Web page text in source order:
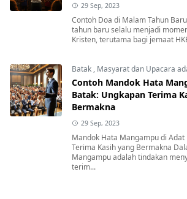
29 Sep, 2023
Contoh Doa di Malam Tahun
tahun baru selalu menjadi
Kristen, terutama bagi jemaat
Batak , Masyarat dan Upacara
Contoh Mandok Hata
Batak: Ungkapan Terima
Bermakna
29 Sep, 2023
Mandok Hata Mangampu di Adat
Terima Kasih yang Bermakna
Mangampu adalah tindakan
terim...